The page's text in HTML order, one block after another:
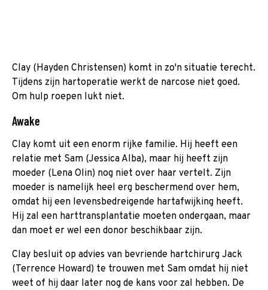
Clay (Hayden Christensen) komt in zo'n situatie terecht.
Tijdens zijn hartoperatie werkt de narcose niet goed.
Om hulp roepen lukt niet.
Awake
Clay komt uit een enorm rijke familie. Hij heeft een
relatie met Sam (Jessica Alba), maar hij heeft zijn
moeder (Lena Olin) nog niet over haar vertelt. Zijn
moeder is namelijk heel erg beschermend over hem,
omdat hij een levensbedreigende hartafwijking heeft.
Hij zal een harttransplantatie moeten ondergaan, maar
dan moet er wel een donor beschikbaar zijn.
Clay besluit op advies van bevriende hartchirurg Jack
(Terrence Howard) te trouwen met Sam omdat hij niet
weet of hij daar later nog de kans voor zal hebben. De